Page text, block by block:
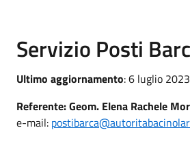
Servizio Posti
Ultimo aggiornamento: 6 luglio
Referente: Geom. Elena Rachele
e-mail: